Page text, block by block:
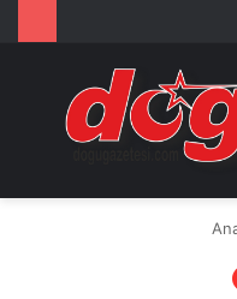
Arama
...